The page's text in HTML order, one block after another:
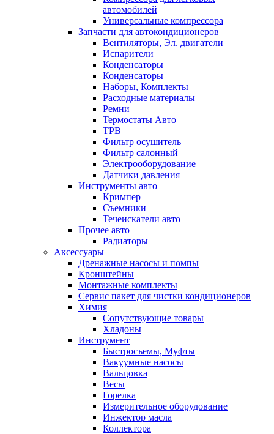
автомобилей
Универсальные компрессора
Запчасти для автокондиционеров
Вентиляторы, Эл. двигатели
Испарители
Конденсаторы
Конденсаторы
Наборы, Комплекты
Расходные материалы
Ремни
Термостаты Авто
ТРВ
Фильтр осушитель
Фильтр салонный
Электрооборудование
Датчики давления
Инструменты авто
Кримпер
Съемники
Течеискатели авто
Прочее авто
Радиаторы
Аксессуары
Дренажные насосы и помпы
Кронштейны
Монтажные комплекты
Сервис пакет для чистки кондиционеров
Химия
Сопутствующие товары
Хладоны
Инструмент
Быстросъемы, Муфты
Вакуумные насосы
Вальцовка
Весы
Горелка
Измерительное оборудование
Инжектор масла
Коллектора